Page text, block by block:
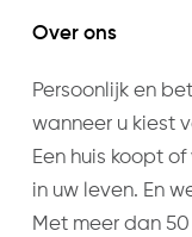
Over ons
Persoonlijk en
wanneer u kiest
Een huis koopt
in uw leven. En
Met meer dan